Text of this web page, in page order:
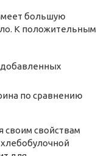
большую
К положительным
по сравнению
своим свойствам